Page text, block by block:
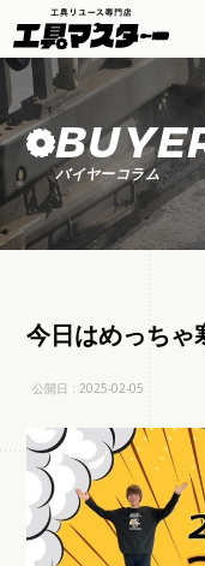
バイヤーコラム
今日はめっちゃ
公開日 : 2025-02-05